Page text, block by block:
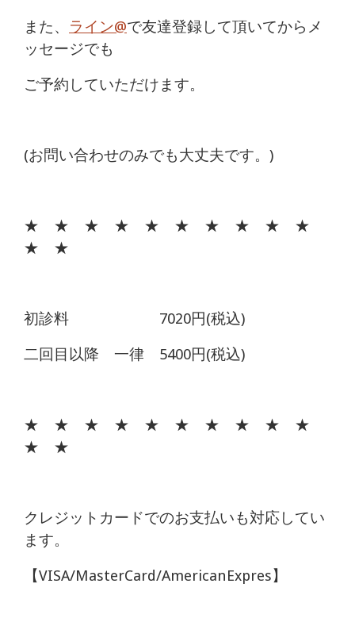
また、 ライン@で友達登録して頂いてからメ
ッセージでも
ご予約していただけます。
(お問い合わせのみでも大丈夫です。)
★ ★ ★ ★ ★ ★ ★ ★ ★ ★
★ ★
初診料 7020円(税込)
二回目以降 一律 5400円(税込)
★ ★ ★ ★ ★ ★ ★ ★ ★ ★
★ ★
クレジットカードでのお支払いも対応してい
ます。
【VISA/MasterCard/AmericanExpres】